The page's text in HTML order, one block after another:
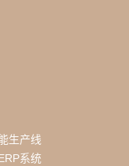
生产线
系统